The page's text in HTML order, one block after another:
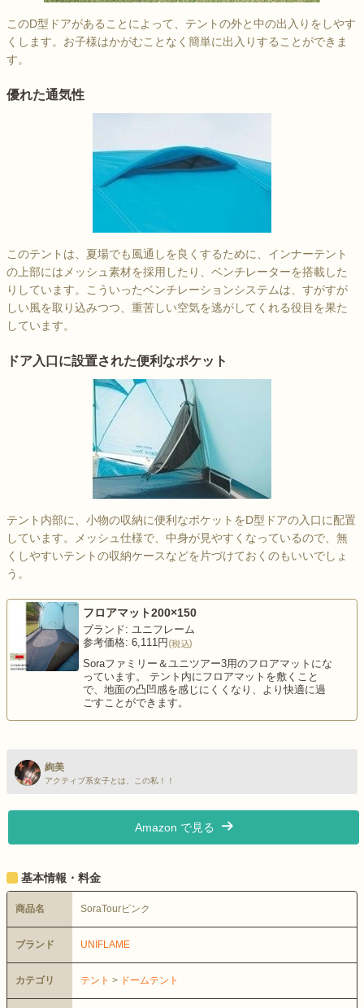
このD型ドアがあることによって、テントの外と中の出入りをしやす
くします。お子様はかがむことなく簡単に出入りすることができま
す。
優れた通気性
このテントは、夏場でも風通しを良くするために、インナーテント
の上部にはメッシュ素材を採用したり、ベンチレーターを搭載した
りしています。こういったベンチレーションシステムは、すがすが
しい風を取り込みつつ、重苦しい空気を逃がしてくれる役目を果た
しています。
ドア入口に設置された便利なポケット
テント内部に、小物の収納に便利なポケットをD型ドアの入口に配置
しています。メッシュ仕様で、中身が見やすくなっているので、無
くしやすいテントの収納ケースなどを片づけておくのもいいでしょ
う。
フロアマット200×150
ブランド: ユニフレーム
参考価格: 6,111円
Soraファミリー＆ユニツアー3用のフロアマットにな
っています。 テント内にフロアマットを敷くこと
で、地面の凸凹感を感じにくくなり、より快適に過
ごすことができます。
絢美
アクティブ系女子とは、この私！！
Amazon で見る
基本情報・料金
商品名 SoraTourピンク
ブランド UNIFLAME
カテゴリ テント > ドームテント